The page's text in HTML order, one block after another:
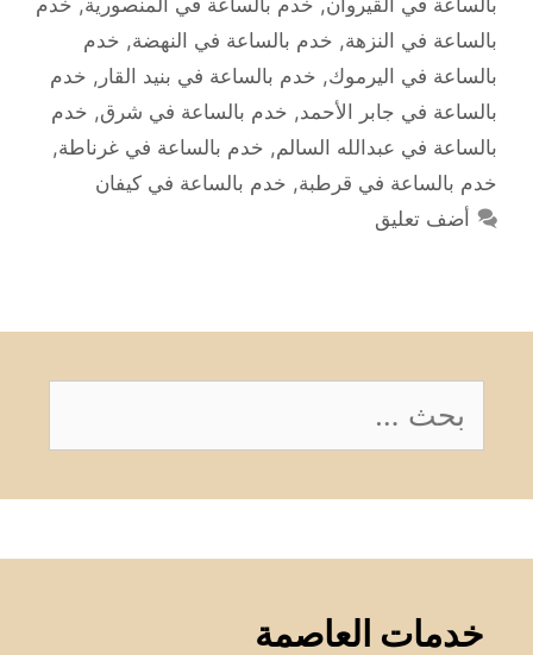
بالساعة في النزهة, خدم بالساعة في النهضة, خدم
بالساعة في اليرموك, خدم بالساعة في بنيد القار , خدم
بالساعة في جابر الأحمد, خدم بالساعة في شرق, خدم
بالساعة في عبدالله السالم, خدم بالساعة في غرناطة,
خدم بالساعة في قرطبة, خدم بالساعة في كيفان
أضف تعليق
عن:
خدمات العاصمة